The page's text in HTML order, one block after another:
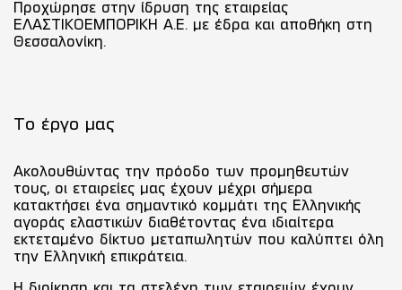
Προχώρησε στην ίδρυση της εταιρείας
ΕΛΑΣΤΙΚΟΕΜΠΟΡΙΚΗ Α.Ε. με έδρα και αποθήκη στη
Θεσσαλονίκη.
Το έργο μας
Ακολουθώντας την πρόοδο των προμηθευτών
τους, οι εταιρείες μας έχουν μέχρι σήμερα
κατακτήσει ένα σημαντικό κομμάτι της Ελληνικής
αγοράς ελαστικών διαθέτοντας ένα ιδιαίτερα
εκτεταμένο δίκτυο μεταπωλητών που καλύπτει όλη
την Ελληνική επικράτεια.